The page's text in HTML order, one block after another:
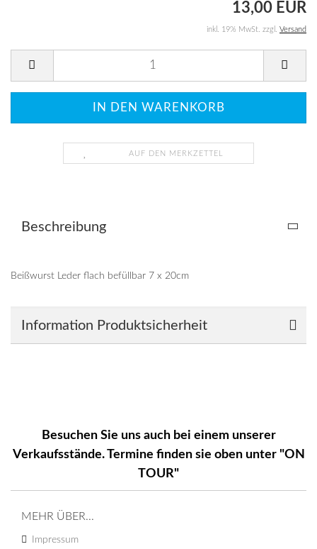
13,00 EUR
inkl. 19% MwSt. zzgl. Versand
AUF DEN MERKZETTEL
Beschreibung
Beißwurst Leder flach befüllbar 7 x 20cm
Information Produktsicherheit
Besuchen Sie uns auch bei einem unserer
Verkaufsstände. Termine finden sie oben unter "ON
TOUR"
MEHR ÜBER...
Impressum